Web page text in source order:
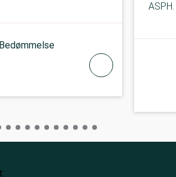
Bedømmelse
ASPH.